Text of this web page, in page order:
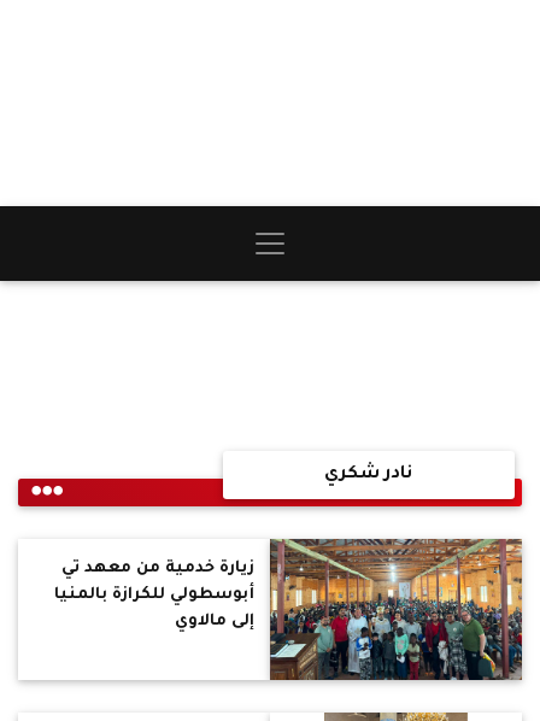
نادر شكري
زيارة خدمية من معهد تي
أبوسطولي للكرازة بالمنيا
إلى مالاوي